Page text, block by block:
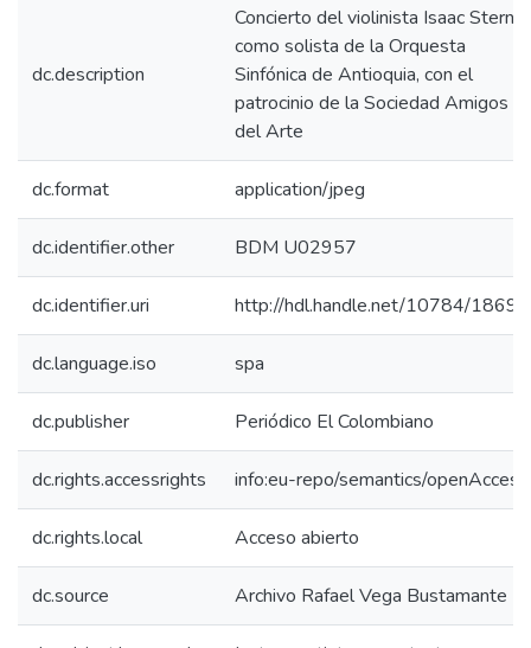
dc.description
Concierto del violinista Isaac Stern
como solista de la Orquesta
Sinfónica de Antioquia, con el
patrocinio de la Sociedad Amigos
del Arte
dc.format application/jpeg
dc.identifier.other BDM U02957
dc.identifier.uri http://hdl.handle.net/10784/18698
dc.language.iso spa
dc.publisher Periódico El Colombiano
dc.rights.accessrights info:eu-repo/semantics/openAccess
dc.rights.local Acceso abierto
dc.source Archivo Rafael Vega Bustamante